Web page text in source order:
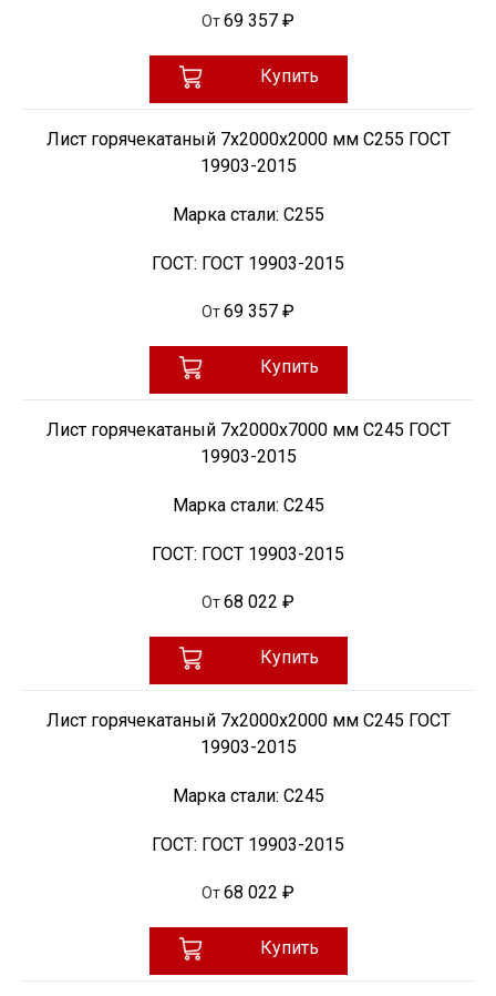
От69 357 ₽
Купить
Лист горячекатаный 7х2000х2000 мм С255 ГОСТ
19903-2015
Марка стали: С255
ГОСТ: ГОСТ 19903-2015
От69 357 ₽
Купить
Лист горячекатаный 7х2000х7000 мм С245 ГОСТ
19903-2015
Марка стали: С245
ГОСТ: ГОСТ 19903-2015
От68 022 ₽
Купить
Лист горячекатаный 7х2000х2000 мм С245 ГОСТ
19903-2015
Марка стали: С245
ГОСТ: ГОСТ 19903-2015
От68 022 ₽
Купить